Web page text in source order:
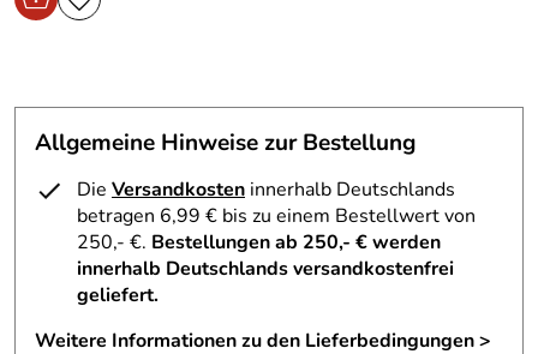
Allgemeine Hinweise zur Bestellung
Die Versandkosten innerhalb Deutschlands
betragen 6,99 € bis zu einem Bestellwert von
250,- €. Bestellungen ab 250,- € werden
innerhalb Deutschlands versandkostenfrei
geliefert.
Weitere Informationen zu den Lieferbedingungen >